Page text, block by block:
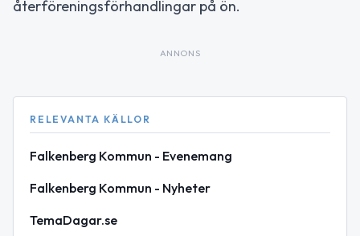
återföreningsförhandlingar på ön.
ANNONS
RELEVANTA KÄLLOR
Falkenberg Kommun - Evenemang
Falkenberg Kommun - Nyheter
TemaDagar.se